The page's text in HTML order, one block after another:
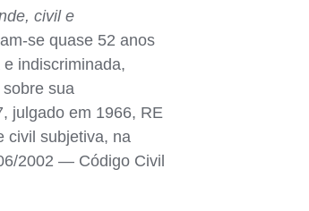
civil e
se quase 52 anos
indiscriminada,
sua
julgado em 1966, RE
civil subjetiva, na
2002 — Código Civil